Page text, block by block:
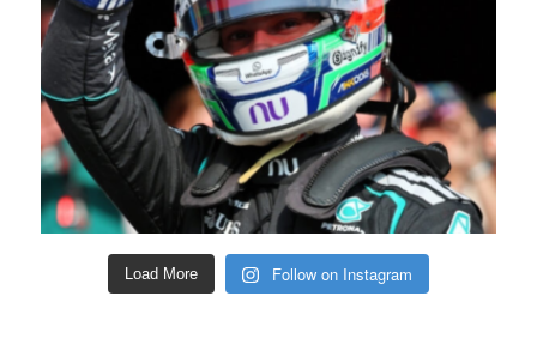
Load More Follow on Instagram